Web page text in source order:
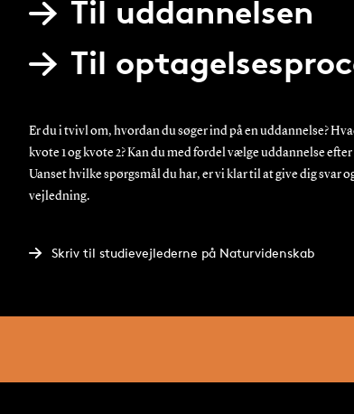
Til uddannelsen
Til
Er du i tvivl om, hvordan du søger ind på en uddannelse?
kvote 1 og kvote 2? Kan du med fordel vælge uddannelse
Uanset hvilke spørgsmål du har, er vi klar til at give dig svar
vejledning.
Skriv til studievejlederne på Naturvidenskab